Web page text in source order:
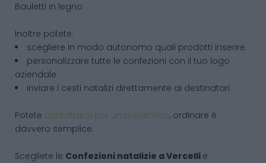
Bauletti in legno
Inoltre potete:
scegliere in modo autonomo quali prodotti inserire
personalizzare tutte le confezioni con il tuo logo
aziendale
inviare i cesti natalizi direttamente ai destinatari
Potete contattarci per un preventivo, ordinare è
davvero semplice.
Scegliete le Confezioni natalizie a Vercelli e